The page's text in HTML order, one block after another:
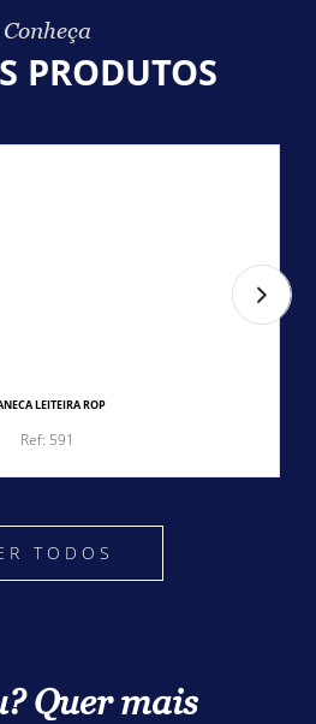
Conheça
PRODUTOS
LEITEIRA ROP
Ref: 591
TODOS
Quer mais